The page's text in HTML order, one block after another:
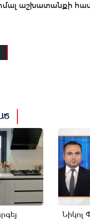
աշխատանքի
Նիկոլ